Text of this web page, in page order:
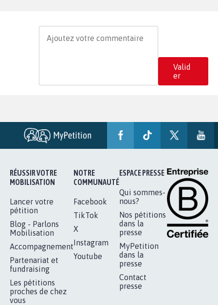
Valid
er
RÉUSSIR VOTRE
MOBILISATION
Lancer votre
pétition
Blog - Parlons
Mobilisation
Accompagnement
Partenariat et
fundraising
Les pétitions
proches de chez
vous
NOTRE
COMMUNAUTÉ
Facebook
TikTok
X
Instagram
Youtube
ESPACE PRESSE
Qui sommes-
nous?
Nos pétitions
dans la
presse
MyPetition
dans la
presse
Contact
presse